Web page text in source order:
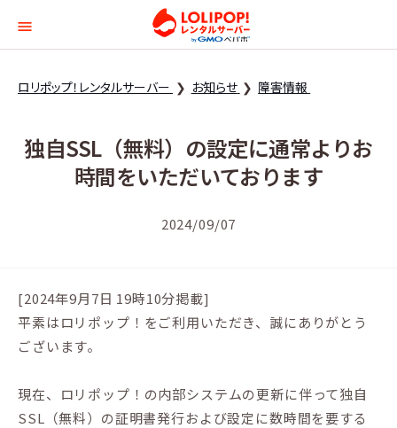
ロリポップ！レンタル
ロリポップ！レンタルサーバー お知らせ 障害情報
独自SSL（無料）の設定に通常よりお
時間をいただいております
2024/09/07
[2024年9月7日 19時10分掲載]
平素はロリポップ！をご利用いただき、誠にありがとう
ございます。
現在、ロリポップ！の内部システムの更新に伴って独自
SSL（無料）の証明書発行および設定に数時間を要する